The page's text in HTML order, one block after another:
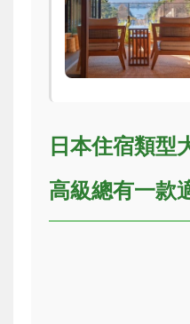
日本住宿類型
高級總有一款